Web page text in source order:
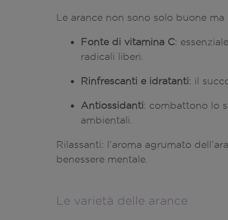
Le arance non sono solo buone
Fonte di vitamina C:
radicali liberi.
Rinfrescanti e idratanti: il
Antiossidanti: combattono lo
ambientali.
Rilassanti: l’aroma agrumato
benessere mentale.
Le varietà delle arance